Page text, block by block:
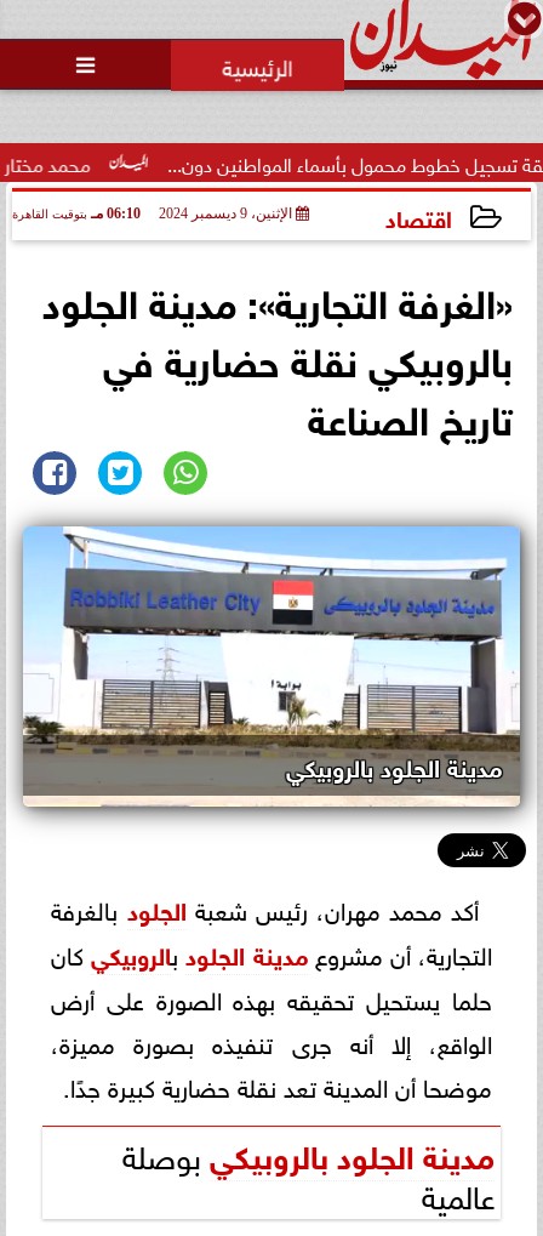

محمد مختار جمعة: بدل محمول بأسماء المواطنين دون...
اقتصاد الإثنين، 9 ديسمبر 2024 06:10 مـ بتوقيت القاهرة
«الغرفة التجارية»: مدينة الجلود
بالروبيكي نقلة حضارية في
تاريخ الصناعة
مدينة الجلود بالروبيكي
أكد محمد مهران، رئيس شعبة الجلود بالغرفة
التجارية، أن مشروعمدينة الجلودبالروبيكيكان
حلما يستحيل تحقيقه بهذه الصورة على أرض
الواقع، إلا أنه جرى تنفيذه بصورة مميزة،
موضحا أن المدينة تعد نقلة حضارية كبيرة جدًا.
مدينة الجلود بالروبيكيبوصلة
عالمية